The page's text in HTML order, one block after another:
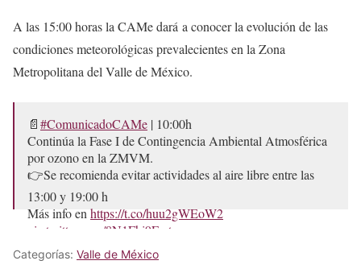
A las 15:00 horas la CAMe dará a conocer la evolución de las
condiciones meteorológicas prevalecientes en la Zona
Metropolitana del Valle de México.
📄#ComunicadoCAMe | 10:00h
Continúa la Fase I de Contingencia Ambiental Atmosférica
por ozono en la ZMVM.
👉Se recomienda evitar actividades al aire libre entre las
13:00 y 19:00 h
Más info en https://t.co/huu2gWEoW2
pic.twitter.com/8N1Fhi9Fwt
— CAMegalópolis (@CAMegalopolis)
Categorías: Valle de México